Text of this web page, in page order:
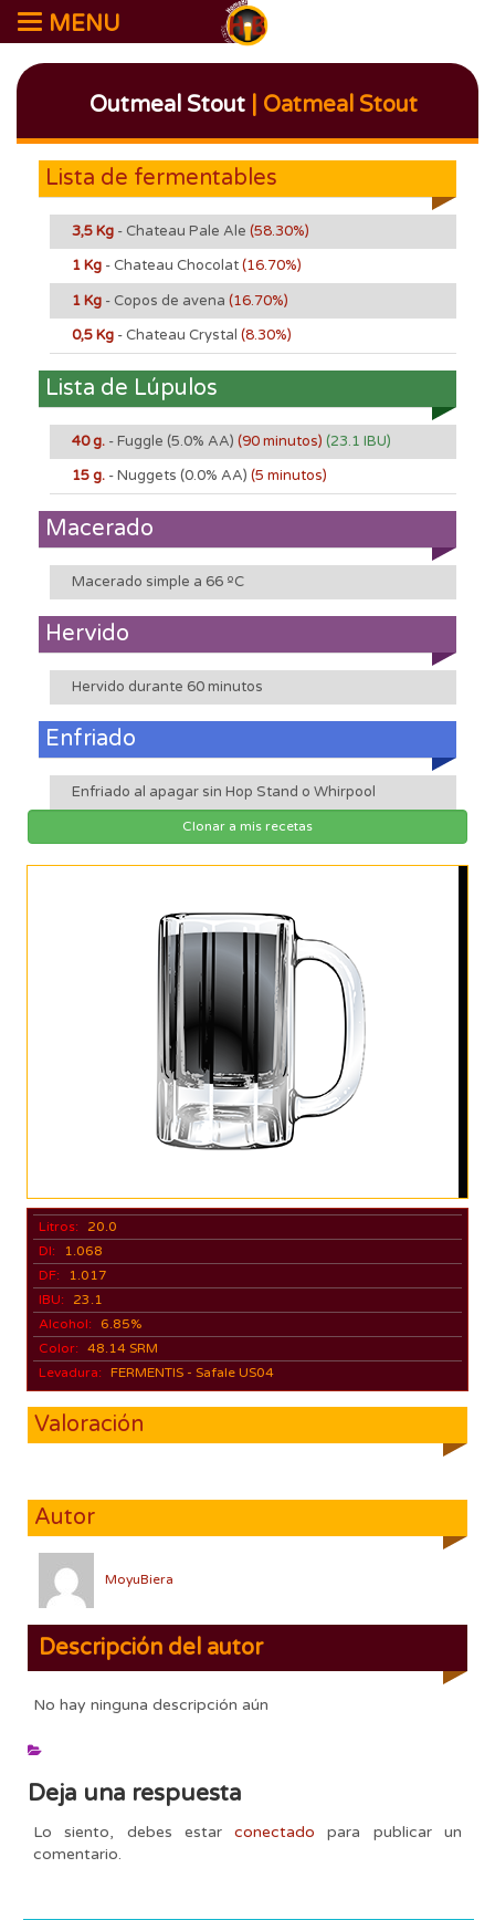
MENU
Outmeal Stout| Oatmeal Stout
Lista de fermentables
3,5 Kg - Chateau Pale Ale (58.30%)
1 Kg - Chateau Chocolat(16.70%)
1 Kg - Copos de avena (16.70%)
0,5 Kg - Chateau Crystal (8.30%)
Lista de Lúpulos
40 g. - Fuggle (5.0% AA) (90 minutos) (23.1 IBU)
15 g. - Nuggets (0.0% AA) (5 minutos)
Macerado
Macerado simple a 66 ºC
Hervido
Hervido durante 60 minutos
Enfriado
Enfriado al apagar sin Hop Stand o Whirpool
Clonar a mis recetas
Litros:
20.0
DI:
1.068
DF:
1.017
IBU:
23.1
Alcohol:
6.85%
Color: 48.14 SRM
Levadura: FERMENTIS - Safale US04
Valoración
Autor
MoyuBiera
Descripción del autor
No hay ninguna descripción aún
Deja una respuesta
Lo siento, debes estarconectado para publicar un
comentario.